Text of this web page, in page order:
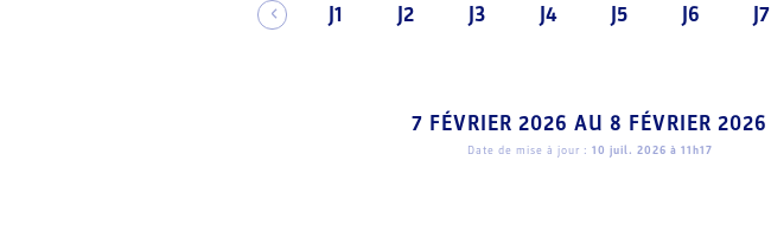
J1 J2 J3 J4 J5 J6 J7
7 FÉVRIER 2026 AU 8 FÉVRIER 2026
Date de mise à jour : 10 juil. 2026 à 11h17